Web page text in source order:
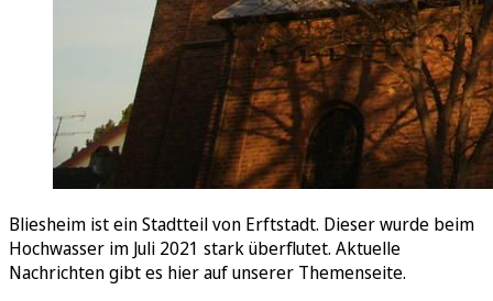
Bliesheim ist ein Stadtteil von Erftstadt. Dieser wurde beim
Hochwasser im Juli 2021 stark überflutet. Aktuelle
Nachrichten gibt es hier auf unserer Themenseite.